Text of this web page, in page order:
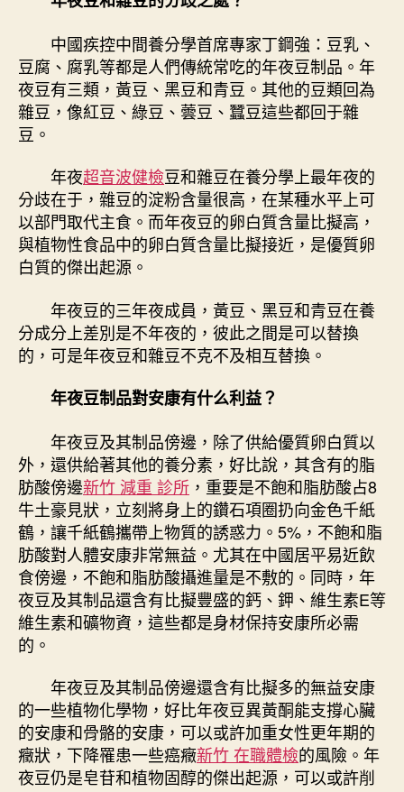
飪
用
油？
專
家：
三
類
人
吃
年
制
品〉
中
中國疾控中間養分學首席專家丁鋼強：豆乳、
豆腐、腐乳等都是人們傳統常吃的年夜豆制品。年
夜豆有三類，黃豆、黑豆和青豆。其他的豆類回為
雜豆，像紅豆、綠豆、蕓豆、蠶豆這些都回于雜
豆。
年夜超音波健檢豆和雜豆在養分學上最年夜的
分歧在于，雜豆的淀粉含量很高，在某種水平上可
以部門取代主食。而年夜豆的卵白質含量比擬高，
與植物性食品中的卵白質含量比擬接近，是優質卵
白質的傑出起源。
年夜豆的三年夜成員，黃豆、黑豆和青豆在養
分成分上差別是不年夜的，彼此之間是可以替換
的，可是年夜豆和雜豆不克不及相互替換。
年夜豆制品對安康有什么利益？
年夜豆及其制品傍邊，除了供給優質卵白質以
外，還供給著其他的養分素，好比說，其含有的脂
肪酸傍邊新竹 減重 診所 ，重要是不飽和脂肪酸占8
牛土豪見狀，立刻將身上的鑽石項圈扔向金色千紙
鶴，讓千紙鶴攜帶上物質的誘惑力。5%，不飽和脂
肪酸對人體安康非常無益。尤其在中國居平易近飲
食傍邊，不飽和脂肪酸攝進量是不敷的。同時，年
夜豆及其制品還含有比擬豐盛的鈣、鉀、維生素E等
維生素和礦物資，這些都是身材保持安康所必需
的。
年夜豆及其制品傍邊還含有比擬多的無益安康
的一些植物化學物，好比年夜豆異黃酮能支撐心臟
的安康和骨骼的安康，可以或許加重女性更年期的
癥狀，下降罹患一些癌癥新竹 在職體檢的風險。年
夜豆仍是皂苷和植物固醇的傑出起源，可以或許削